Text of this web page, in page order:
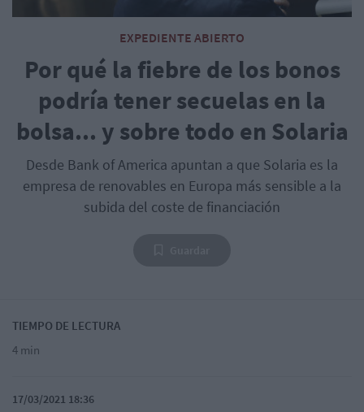
EXPEDIENTE ABIERTO
Por qué la fiebre de los bonos
podría tener secuelas en la
bolsa... y sobre todo en Solaria
Desde Bank of America apuntan a que Solaria es la
empresa de renovables en Europa más sensible a la
subida del coste de financiación
TIEMPO DE LECTURA
4 min
17/03/2021 18:36